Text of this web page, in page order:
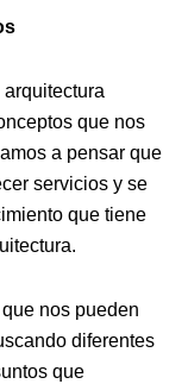
que nos
a pensar que
servicios y se
que tiene
nos pueden
diferentes
que